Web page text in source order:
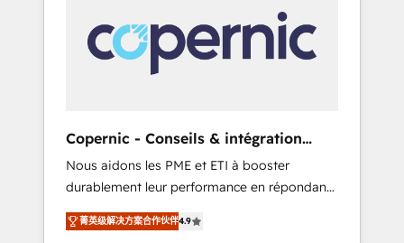
portal? We are built for the work.
We engineer revenue outcomes for the GTM
owner on HubSpot. We Build Different
Solutions Partner 🤝 - Global: 75+ RPers
across five continents 🌐 - Scale: Largest
organically grown & fastest tiering Elite
HubSpot Partner 🪴 - CRM: More Sales Hub
implementations than any other Partner 💻 -
Copernic - Conseils & intégration
HubSpot
Nous aidons les PME et ETI à booster
durablement leur performance en répondant
aux vrais défis : • Intégration de HubSpot
avec d’autres outils (ERP, téléphonie, etc.) •
菁英级解决方案合作伙伴4.9